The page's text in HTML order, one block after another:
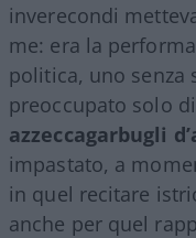
inverecondi
me: era la
politica, uno senza
preoccupato solo
azzeccagarbugli
impastato, a
in quel recitare
anche per quel